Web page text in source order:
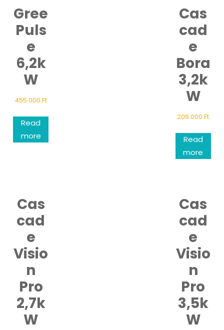
Gree
Puls
e
6,2k
W
455.000 Ft
Read
more
Cas
cad
e
Bora
3,2k
W
206.000Ft
Read
more
Cas
cad
e
Visio
n
Pro
2,7k
W
Cas
cad
e
Visio
n
Pro
3,5k
W